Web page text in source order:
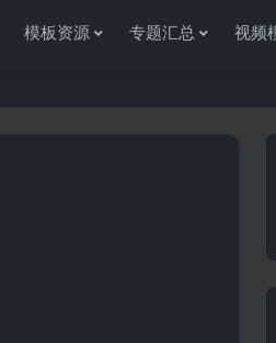
模板资源 专题汇总 视频
资源!如果遇到任何问题或是网站